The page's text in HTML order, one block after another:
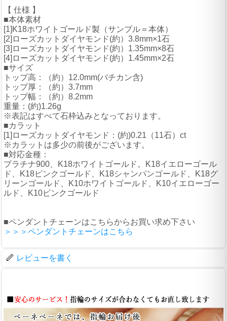
【 仕様 】
■本体素材
[1]K18ホワイトゴールド製（サンプル＝本体）
[2]ローズカットダイヤモンド(約）3.8mm×1石
[3]ローズカットダイヤモンド(約）1.35mm×8石
[4]ローズカットダイヤモンド(約）1.45mm×2石
■サイズ
トップ高：（約）12.0mm(バチカン含)
トップ厚：（約）3.7mm
トップ幅：（約）8.2mm
重量：(約)1.26g
※表記はすべて石枠込みとなっております。
■カラット
[1]ローズカットダイヤモンド：(約)0.21（11石）ct
※カラットは多少の前後がございます。
■対応金種：
プラチナ900、K18ホワイトゴールド。K18イエローゴール
ド、K18ピンクゴールド、K18シャンパンゴールド、K18グ
リーンゴールド、K10ホワイトゴールド、K10イエローゴー
ルド、K10ピンクゴールド
■ペンダントチェーンはこちらからお買い求め下さい
＞＞＞ペンダントチェーンはこちら
レビューを書く